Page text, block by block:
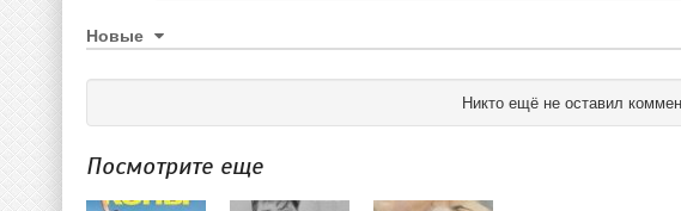
Новые
Никто ещё не оставил
Посмотрите еще